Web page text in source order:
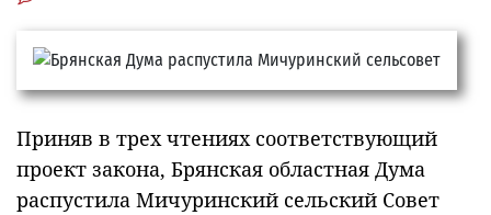
Приняв в трех чтениях соответствующий
проект закона, Брянская областная Дума
распустила Мичуринский сельский Совет